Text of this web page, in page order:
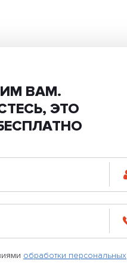
ВАМ.
ЭТО
обработки персональных